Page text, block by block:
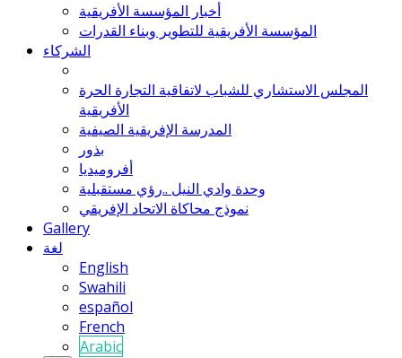
أخبار المؤسسة الأفريقية
المؤسسة الأفريقية للتطوير وبناء القدرات
الشركاء
المجلس الاستشاري للشباب لاتفاقية التجارة الحرة
الأفريقية
المدرسة الإفريقية الصيفية
بذور
أفروميديا
وحدة وادي النيل ..رؤي مستقبلية
نموذج محاكاة الاتحاد الإفريقي
Gallery
لغة
English
Swahili
español
French
Arabic